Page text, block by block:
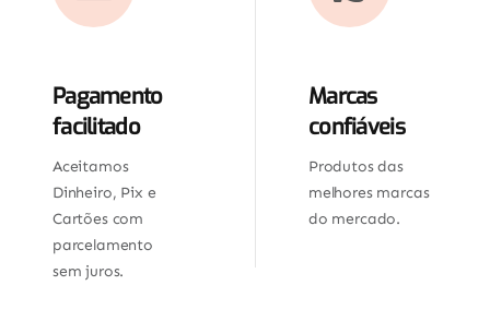
Pagamento
facilitado
Aceitamos
Dinheiro, Pix e
Cartões com
parcelamento
sem juros.
Marcas
confiáveis
Produtos das
melhores marcas
do mercado.